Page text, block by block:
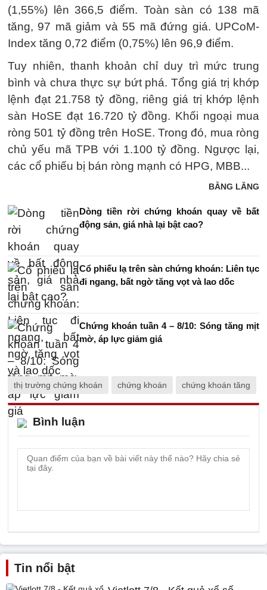
(1,55%) lên 366,5 điểm. Toàn sàn có 138 mã
tăng, 97 mã giảm và 55 mã đứng giá. UPCoM-
Index tăng 0,72 điểm (0,75%) lên 96,9 điểm.
Tuy nhiên, thanh khoản chỉ duy trì mức trung
bình và chưa thực sự bứt phá. Tổng giá trị khớp
lệnh đạt 21.758 tỷ đồng, riêng giá trị khớp lệnh
sàn HoSE đạt 16.720 tỷ đồng. Khối ngoại mua
ròng 501 tỷ đồng trên HoSE. Trong đó, mua ròng
chủ yếu mã TPB với 1.100 tỷ đồng. Ngược lại,
các cổ phiếu bị bán ròng mạnh có HPG, MBB...
BẰNG LĂNG
Dòng tiền rời chứng khoán quay về bất
động sản, giá nhà lại bật cao?
Cổ phiếu lạ trên sàn chứng khoán: Liên tục
đi ngang, bất ngờ tăng vọt và lao dốc
Chứng khoán tuần 4 – 8/10: Sóng tăng mịt
mờ, áp lực giảm giá
thị trường chứng khoán chứng khoán chứng khoán tăng
Bình luận
Tin nổi bật